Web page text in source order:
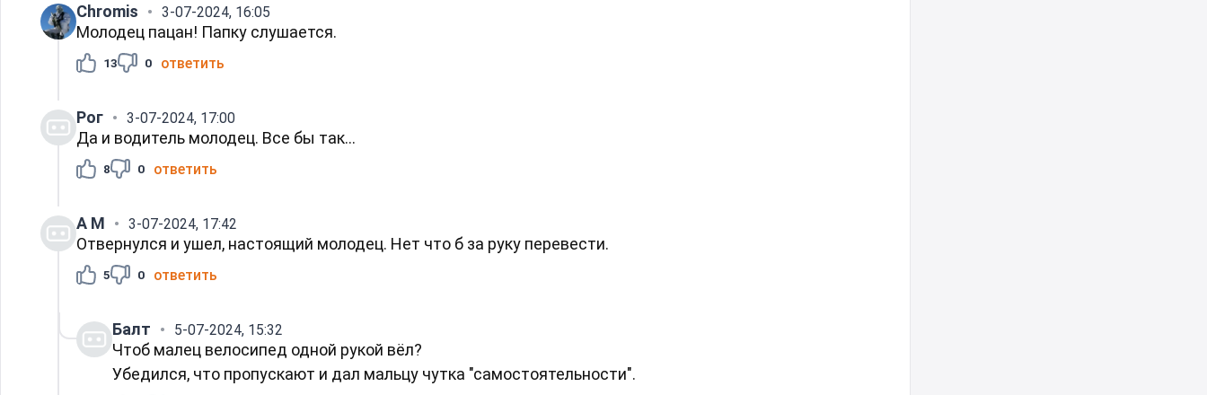
Chromis 3-07-2024, 16:05
Молодец пацан! Папку слушается.
13 0 ответить
Рог 3-07-2024, 17:00
Да и водитель молодец. Все бы так...
8 0 ответить
А M 3-07-2024, 17:42
Отвернулся и ушел, настоящий молодец. Нет что б за руку перевести.
5 0 ответить
Балт 5-07-2024, 15:32
Чтоб малец велосипед одной рукой вёл?
Убедился, что пропускают и дал мальцу чутка "самостоятельности".